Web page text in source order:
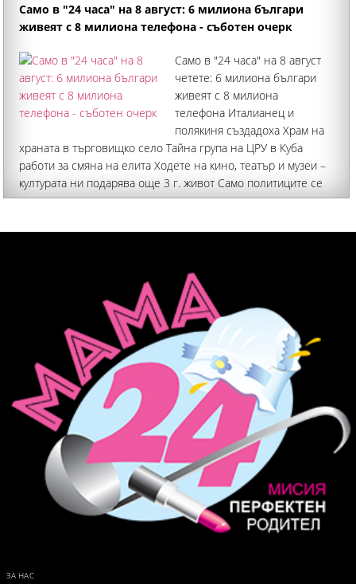
Само в "24 часа" на 8 август: 6 милиона българи
живеят с 8 милиона телефона - съботен очерк
Само в "24 часа" на 8 август
четете: 6 милиона българи
живеят с 8 милиона
телефона Италианец и
полякиня създадоха Храм на
храната в търговищко село Тайна група на ЦРУ в Куба
работи за смяна на елита Ходете на кино, театър и музеи –
културата ни подарява още 3 г. живот Само политиците се
вълнуват от дефицита и дълга – хората ще харчат без
ЗА НАС